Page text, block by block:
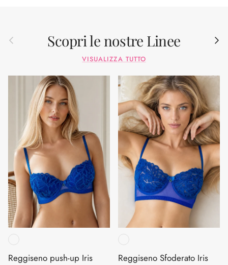
Indietro Scopri le nostre Linee
VISUALIZZA TUTTO
Reggiseno push-up Iris
Reggiseno Sfoderato Iris